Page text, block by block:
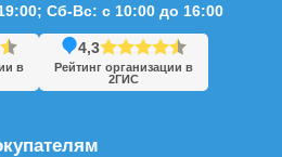
Сб-Вс: с 10:00 до 16:00
в
4,3
Рейтинг организации в
2ГИС